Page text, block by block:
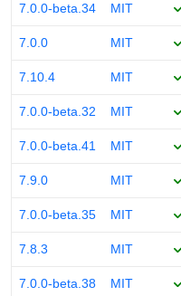
7.0.0-beta.34 MIT
7.0.0 MIT
7.10.4 MIT
7.0.0-beta.32 MIT
7.0.0-beta.41 MIT
7.9.0 MIT
7.0.0-beta.35 MIT
7.8.3 MIT
7.0.0-beta.38 MIT